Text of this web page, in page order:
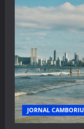
JORNAL CAMBORIU